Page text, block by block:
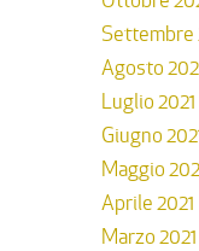
Settembre
Agosto
Luglio 2021
Giugno
Maggio
Aprile 2021
Marzo 2021